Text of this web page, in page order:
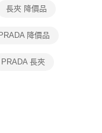
support/home
長夾 降價品
PRADA 降價品
PRADA 長夾